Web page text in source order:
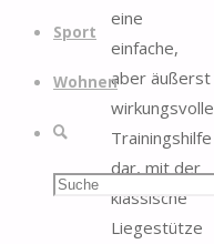
Sport
Wohnen
Suche
Suchen
eine
einfache,
aber äußerst
wirkungsvolle
Trainingshilfe
dar, mit der
klassische
Liegestütze